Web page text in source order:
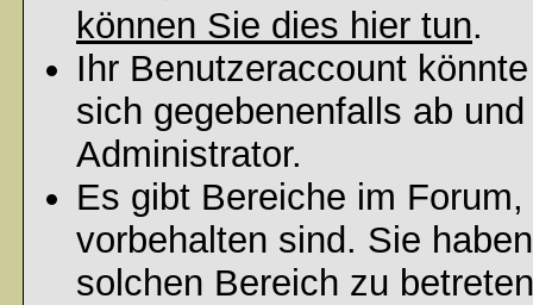
können Sie dies hier tun.
Ihr Benutzeraccount
sich gegebenenfalls ab
Administrator.
Es gibt Bereiche im
vorbehalten sind. Sie
solchen Bereich zu